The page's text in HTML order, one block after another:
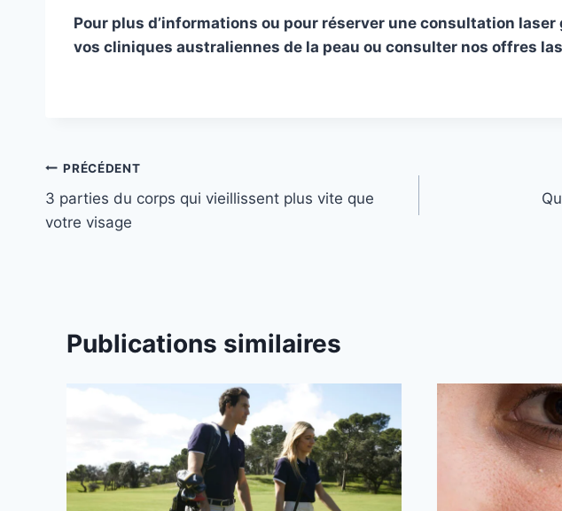
Pour plus d’informations ou pour réserver une consultation
vos cliniques australiennes de la peau ou consulter nos offres
Navigation
de
PRÉCÉDENT
3 parties du corps qui vieillissent plus vite que
votre visage
Publications similaires